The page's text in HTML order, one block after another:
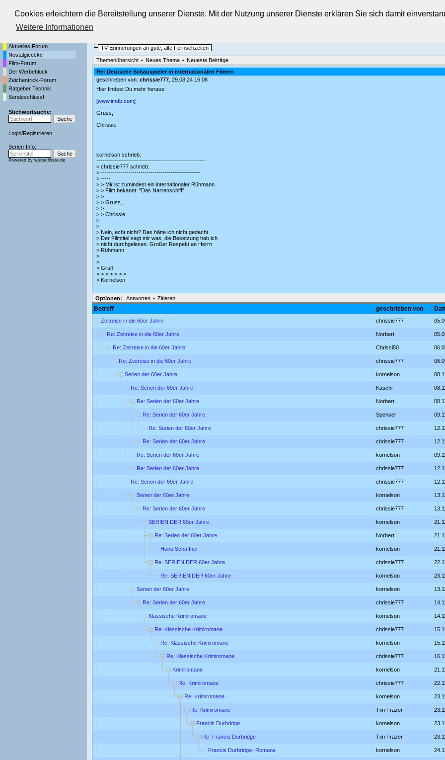
Cookies erleichtern die Bereitstellung unserer Dienste. Mit der Nutzung unserer Dienste erklären Sie sich damit
Weitere Informationen
Die Fernseh-Diskussionsforen von
Aktuelles Forum
Nostalgieecke
Film-Forum
Der Werbeblock
Zeichentrick-Forum
Ratgeber Technik
Sendeschluss!
Stichwortsuche:
Login/Registrieren
Serien-Info:
Powered by wunschliste.de
TV-Erinnerungen an gute, alte Fernsehzeiten
Themenübersicht • Neues Thema • Neueste Beiträge
Re: Deutsche Schauspieler in internationalen Filmen
geschrieben von: chrissie777, 29.08.24 16:08
Hier findest Du mehr heraus:
[www.imdb.com]
Gruss,
Chrissie
kornelson schrieb:
-------------------------------------------------------
> chrissie777 schrieb:
> --------------------------------------------------
> -----
> > Mir ist zumindest ein internationaler Rühmann
> > Film bekannt: "Das Narrenschiff".
> >
> > Gruss,
> >
> > Chrissie
>
>
> Nein, echt nicht? Das hätte ich nicht gedacht.
> Der Filmtitel sagt mir was, die Besetzung hab ich
> nicht durchgelesen. Großer Respekt an Herrn
> Rühmann.
>
>
> Gruß
> > > > > > >
> Kornelson
Optionen: Antworten • Zitieren
Betreff geschrieben von
Zeitreise in die 60er Jahre chrissie777
Re: Zeitreise in die 60er Jahre Norbert
Re: Zeitreise in die 60er Jahre Chrissi50
Re: Zeitreise in die 60er Jahre chrissie777
Serien der 60er Jahre kornelson
Re: Serien der 60er Jahre Kaschi
Re: Serien der 60er Jahre Norbert
Re: Serien der 60er Jahre Spenser
Re: Serien der 60er Jahre chrissie777
Re: Serien der 60er Jahre chrissie777
Re: Serien der 60er Jahre kornelson
Re: Serien der 60er Jahre chrissie777
Re: Serien der 60er Jahre chrissie777
Serien der 60er Jahre kornelson
Re: Serien der 60er Jahre chrissie777
SERIEN DER 60er Jahre kornelson
Re: Serien der 60er Jahre Norbert
Hans Schaffner kornelson
Re: SERIEN DER 60er Jahre chrissie777
Re: SERIEN DER 60er Jahre kornelson
Serien der 60er Jahre kornelson
Re: Serien der 60er Jahre chrissie777
Klassische Krimiromane kornelson
Re: Klassische Krimiromane chrissie777
Re: Klassische Krimiromane kornelson
Re: Klassische Krimiromane chrissie777
Krimiromane kornelson
Re: Krimiromane chrissie777
Re: Krimiromane kornelson
Re: Krimiromane Tim Frazer
Francis Durbridge kornelson
Re: Francis Durbridge Tim Frazer
Francis Durbridge- Romane kornelson